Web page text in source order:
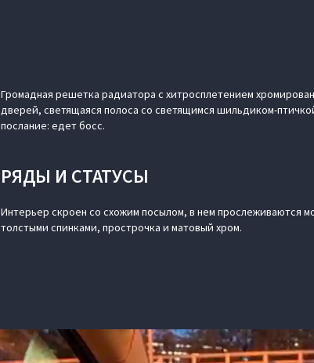
Громадная решетка радиатора с хитросплетением
дверей, светящаяся полоса со светящимся шильдиком-
послание: едет босс.
РЯДЫ И СТАТУСЫ
Интерьер скроен со схожим посылом, в нем прослеживаются
толстыми спинками, прострочка и матовый хром.